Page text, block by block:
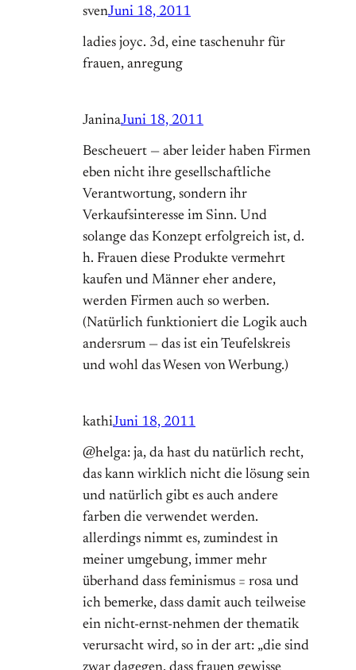
svenJuni 18, 2011
ladies joyc. 3d, eine taschenuhr für
frauen, anregung
JaninaJuni 18, 2011
Bescheuert — aber leider haben Firmen
eben nicht ihre gesellschaftliche
Verantwortung, sondern ihr
Verkaufsinteresse im Sinn. Und
solange das Konzept erfolgreich ist, d.
h. Frauen diese Produkte vermehrt
kaufen und Männer eher andere,
werden Firmen auch so werben.
(Natürlich funktioniert die Logik auch
andersrum — das ist ein Teufelskreis
und wohl das Wesen von Werbung.)
kathiJuni 18, 2011
@helga: ja, da hast du natürlich recht,
das kann wirklich nicht die lösung sein
und natürlich gibt es auch andere
farben die verwendet werden.
allerdings nimmt es, zumindest in
meiner umgebung, immer mehr
überhand dass feminismus = rosa und
ich bemerke, dass damit auch teilweise
ein nicht-ernst-nehmen der thematik
verursacht wird, so in der art: „die sind